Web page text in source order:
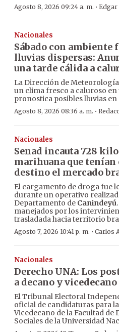
Agosto 8, 2026 09:24 a. m. · Edgar
Nacionales
Sábado con ambiente
lluvias dispersas:
una tarde cálida a
La Dirección de
un clima fresco a caluroso en
pronostica posibles lluvias en
Agosto 8, 2026 08:36 a. m. ·
Nacionales
Senad incauta 728
marihuana que tenían
destino el mercado
El cargamento de droga fue
durante un operativo
Departamento de Canindeyú
manejados por los
trasladada hacia territorio
Agosto 7, 2026 10:41 p. m. · Carlos
Nacionales
Derecho UNA: Los
a decano y vicedecano
El Tribunal Electoral
oficial de candidaturas para
Vicedecano de la Facultad de
Sociales de la Universidad